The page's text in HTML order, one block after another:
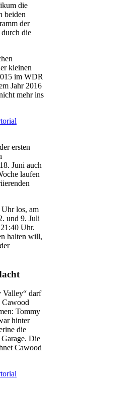
die
beiden
der
die
kleinen
im WDR
Jahr 2016
mehr ins
ersten
Juni auch
laufen
Uhr los, am
und 9. Juli
Uhr.
halten will,
Valley“ darf
Cawood
Tommy
hinter
die
Die
Cawood